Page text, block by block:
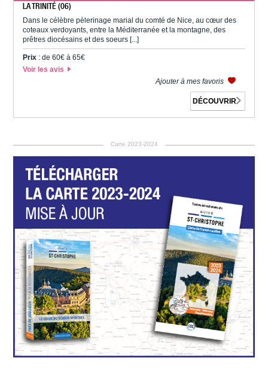
LA TRINITÉ (06)
Dans le célèbre pèlerinage marial du comté de Nice, au cœur des
coteaux verdoyants, entre la Méditerranée et la montagne, des
prêtres diocésains et des soeurs [...]
Prix : de 60€ à 65€
Voir les avis
Ajouter à mes favoris
DÉCOUVRIR
Carte 2023-2024